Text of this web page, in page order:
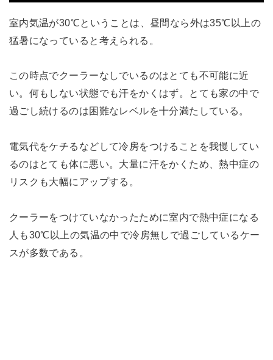
室内気温が30℃ということは、昼間なら外は35℃以上の
猛暑になっていると考えられる。
この時点でクーラーなしでいるのはとても不可能に近
い。何もしない状態でも汗をかくはず。とても家の中で
過ごし続けるのは困難なレベルを十分満たしている。
電気代をケチるなどして冷房をつけることを我慢してい
るのはとても体に悪い。大量に汗をかくため、熱中症の
リスクも大幅にアップする。
クーラーをつけていなかったために室内で熱中症になる
人も30℃以上の気温の中で冷房無しで過ごしているケー
スが多数である。